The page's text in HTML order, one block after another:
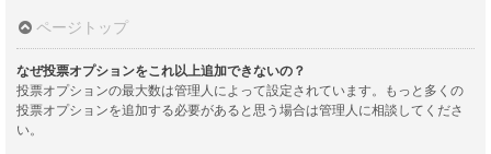
ページトップ
なぜ投票オプションをこれ以上追加できないの？
投票オプションの最大数は管理人によって設定されています。もっと多くの
投票オプションを追加する必要があると思う場合は管理人に相談してくださ
い。